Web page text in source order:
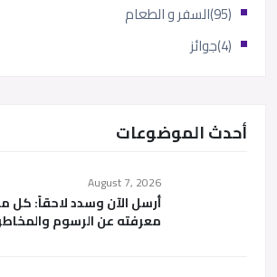
السفر و الطعام
(95)
جوائز (4)
أحدث الموضوعات
August 7, 2026
أرسل الآن وسدد لاحقاً: كل
معرفته عن الرسوم